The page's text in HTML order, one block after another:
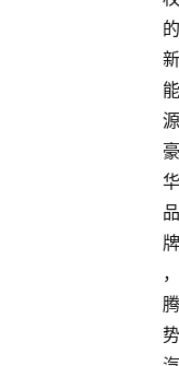
的
新
能
源
豪
华
品
牌
，
腾
势